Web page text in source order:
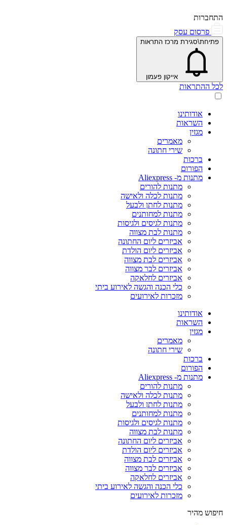
התחברות
פרסום עסק
פתיחת\סגירת מרכז התראות
אייקון פעמון
לכל ההתראות
אודותינו
השראות
מגזין
מאמרים
שירי חתונה
ברכות
הפורום
מתנות מ- Aliexpress
מתנות להורים
מתנות לכלה ולאישה
מתנות לחתן ולבעל
מתנות למחותנים
מתנות לגיסים ולגיסות
מתנות לבת מצווה
אביזרים ליום החתונה
אביזרים ליום הולדת
אביזרים לבת מצווה
אביזרים לבר מצווה
אביזרים לחלאקה
כלי הכנה והגשה לאירוע ביתי
מזכרות לאירועים
אודותינו
השראות
מגזין
מאמרים
שירי חתונה
ברכות
הפורום
מתנות מ- Aliexpress
מתנות להורים
מתנות לכלה ולאישה
מתנות לחתן ולבעל
מתנות למחותנים
מתנות לגיסים ולגיסות
מתנות לבת מצווה
אביזרים ליום החתונה
אביזרים ליום הולדת
אביזרים לבת מצווה
אביזרים לבר מצווה
אביזרים לחלאקה
כלי הכנה והגשה לאירוע ביתי
מזכרות לאירועים
חיפוש מהיר